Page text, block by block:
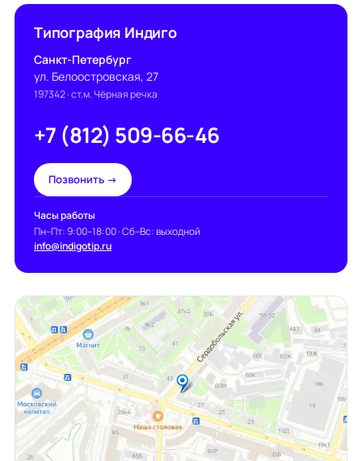
Типография Индиго
Санкт-Петербург
ул. Белоостровская, 27
197342· ст.м. Чёрная речка
+7 (812) 509-66-46
Позвонить →
Часы работы
Пн–Пт: 9:00–18:00 · Сб–Вс: выходной
info@indigotip.ru